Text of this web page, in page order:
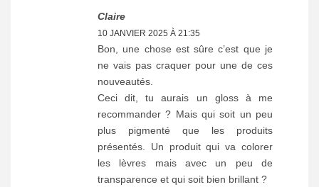
Claire
10 JANVIER 2025 À 21:35
Bon, une chose est sûre c’est que je
ne vais pas craquer pour une de ces
nouveautés.
Ceci dit, tu aurais un gloss à me
recommander ? Mais qui soit un peu
plus pigmenté que les produits
présentés. Un produit qui va colorer
les lèvres mais avec un peu de
transparence et qui soit bien brillant ?